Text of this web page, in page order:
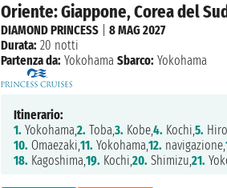
Oriente: Giappone, Corea del
DIAMOND PRINCESS |8 MAG 2027
Durata: 20 notti
Partenza da: Yokohama Sbarco: Yokohama
Itinerario:
1. Yokohama,2. Toba,3. Kobe,4. Kochi,5.
10. Omaezaki,11. Yokohama,12. navigazione,
18. Kagoshima,19. Kochi,20. Shimizu,21.